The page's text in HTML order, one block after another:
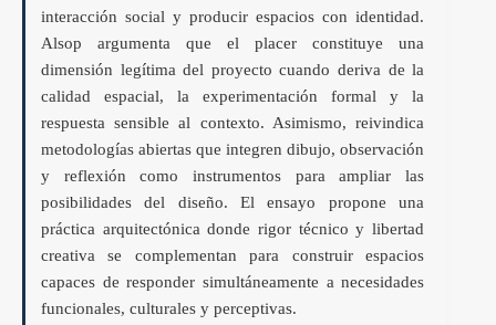
interacción social y producir espacios con identidad.
Alsop argumenta que el placer constituye una
dimensión legítima del proyecto cuando deriva de la
calidad espacial, la experimentación formal y la
respuesta sensible al contexto. Asimismo, reivindica
metodologías abiertas que integren dibujo, observación
y reflexión como instrumentos para ampliar las
posibilidades del diseño. El ensayo propone una
práctica arquitectónica donde rigor técnico y libertad
creativa se complementan para construir espacios
capaces de responder simultáneamente a necesidades
funcionales, culturales y perceptivas.